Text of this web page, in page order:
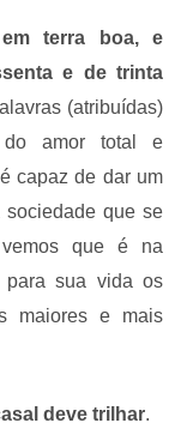
em terra boa, e
e de trinta
(atribuídas)
do amor total e
capaz de dar um
sociedade que se
que é na
para sua vida os
maiores e mais
deve trilhar.